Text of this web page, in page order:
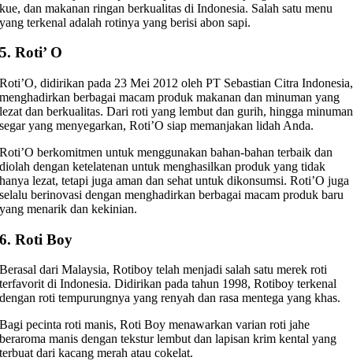
kue, dan makanan ringan berkualitas di Indonesia. Salah satu menu
yang terkenal adalah rotinya yang berisi abon sapi.
5. Roti’ O
Roti’O, didirikan pada 23 Mei 2012 oleh PT Sebastian Citra Indonesia,
menghadirkan berbagai macam produk makanan dan minuman yang
lezat dan berkualitas. Dari roti yang lembut dan gurih, hingga minuman
segar yang menyegarkan, Roti’O siap memanjakan lidah Anda.
Roti’O berkomitmen untuk menggunakan bahan-bahan terbaik dan
diolah dengan ketelatenan untuk menghasilkan produk yang tidak
hanya lezat, tetapi juga aman dan sehat untuk dikonsumsi. Roti’O juga
selalu berinovasi dengan menghadirkan berbagai macam produk baru
yang menarik dan kekinian.
6. Roti Boy
Berasal dari Malaysia, Rotiboy telah menjadi salah satu merek roti
terfavorit di Indonesia. Didirikan pada tahun 1998, Rotiboy terkenal
dengan roti tempurungnya yang renyah dan rasa mentega yang khas.
Bagi pecinta roti manis, Roti Boy menawarkan varian roti jahe
beraroma manis dengan tekstur lembut dan lapisan krim kental yang
terbuat dari kacang merah atau cokelat.